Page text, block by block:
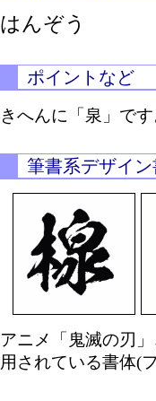
はんぞう
ポイントなど
きへんに「泉」です
筆書系デザイン
アニメ「鬼滅の刃
用されている書体(